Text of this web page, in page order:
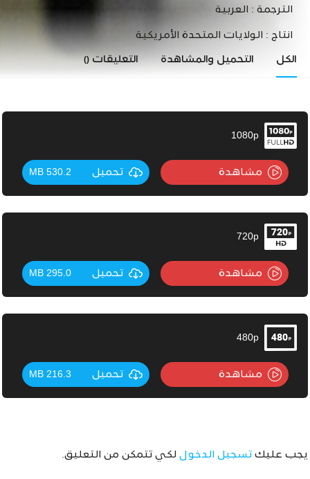
الترجمة : العربية
انتاج : الولايات المتحدة الأمريكية
الكل التحميل والمشاهدة التعليقات()
1080p
مشاهدة تحميل 530.2 MB
720p
مشاهدة تحميل 295.0 MB
480p
مشاهدة تحميل 216.3 MB
يجب عليك تسجيل الدخول لكي تتمكن من التعليق.